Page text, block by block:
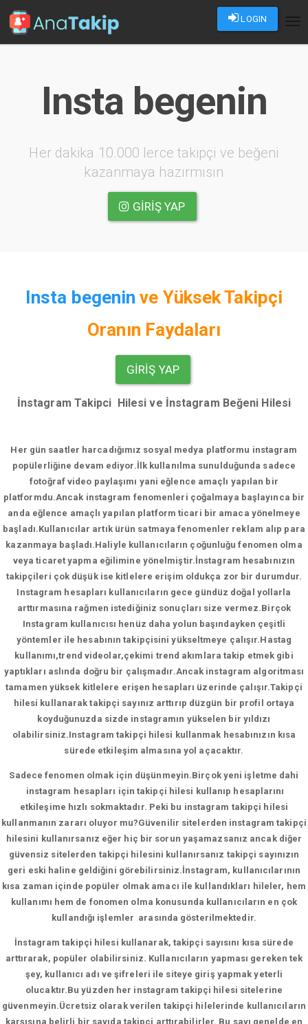
LOGIN
Insta begenin
Her dakika 10.000 lerce takipçi ve beğeni
kazanmaya hazırmısın
GIRIŞ YAP
Insta begenin ve Yüksek Takipçi
Oranın Faydaları
GIRIŞ YAP
İnstagram Takipci Hilesi ve İnstagram Beğeni Hilesi
Her gün saatler harcadığımız sosyal medya platformu instagram
popülerliğine devam ediyor.İlk kullanılma sunulduğunda sadece
fotoğraf video paylaşımı yani eğlence amaçlı yapılan bir
platformdu.Ancak instagram fenomenleri çoğalmaya başlayınca bir
anda eğlence amaçlı yapılan platform ticari bir amaca yönelmeye
başladı.Kullanıcılar artık ürün satmaya fenomenler reklam alıp para
kazanmaya başladı.Haliyle kullanıcıların çoğunluğu fenomen olma
veya ticaret yapma eğilimine yönelmiştir.İnstagram hesabınızın
takipçileri çok düşük ise kitlelere erişim oldukça zor bir durumdur.
Instagram hesapları kullanıcıların gece gündüz doğal yollarla
arttırmasına rağmen istediğiniz sonuçları size vermez.Birçok
Instagram kullanıcısı henüz daha yolun başındayken çeşitli
yöntemler ile hesabının takipçisini yükseltmeye çalışır.Hastag
kullanımı,trend videolar,çekimi trend akımlara takip etmek gibi
yaptıkları aslında doğru bir çalışmadır.Ancak instagram algoritması
tamamen yüksek kitlelere erişen hesapları üzerinde çalışır.Takipçi
hilesi kullanarak takipçi sayınız arttırıp düzgün bir profil ortaya
koyduğunuzda sizde instagramın yükselen bir yıldızı
olabilirsiniz.Instagram takipçi hilesi kullanmak hesabınızın kısa
sürede etkileşim almasına yol açacaktır.
Sadece fenomen olmak için düşünmeyin.Birçok yeni işletme dahi
instagram hesapları için takipçi hilesi kullanıp hesaplarını
etkileşime hızlı sokmaktadır. Peki bu instagram takipçi hilesi
kullanmanın zararı oluyor mu?Güvenilir sitelerden instagram takipçi
hilesini kullanırsanız eğer hiç bir sorun yaşamazsanız ancak diğer
güvensiz sitelerden takipçi hilesini kullanırsanız takipçi sayınızın
geri eski haline geldiğini görebilirsiniz.İnstagram, kullanıcılarının
kısa zaman içinde popüler olmak amacı ile kullandıkları hileler, hem
kullanımı hem de fonomen olma konusunda kullanıcıların en çok
kullandığı işlemler arasında gösterilmektedir.
İnstagram takipçi hilesi kullanarak, takipçi sayısını kısa sürede
arttırarak, popüler olabilirsiniz. Kullanıcıların yapması gereken tek
şey, kullanıcı adı ve şifreleri ile siteye giriş yapmak yeterli
olucaktır.Bu yüzden her instagram takipçi hilesi sitelerine
güvenmeyin.Ücretsiz olarak verilen takipçi hilelerinde kullanıcıların
karşısına belirli bir sayıda takipçi arttırabilirler. Bu sayı genelde en